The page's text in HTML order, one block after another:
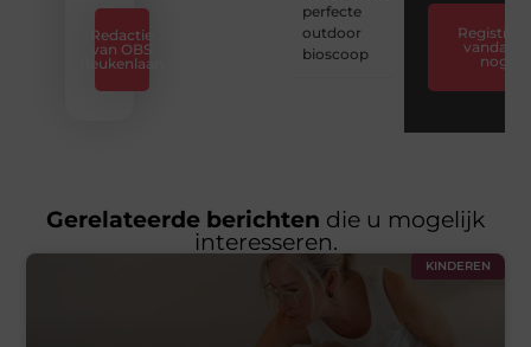
Redactie
van OBS
Beukenlaan
perfecte
outdoor
bioscoop
Registreer
vandaag
nog
Gerelateerde berichten die u mogelijk
interesseren.
KINDEREN